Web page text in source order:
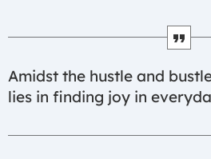
Amidst the hustle and
lies in finding joy in